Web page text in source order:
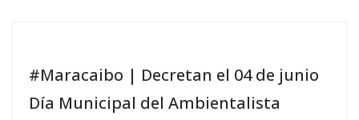
#Maracaibo | Decretan el 04 de junio
Día Municipal del Ambientalista